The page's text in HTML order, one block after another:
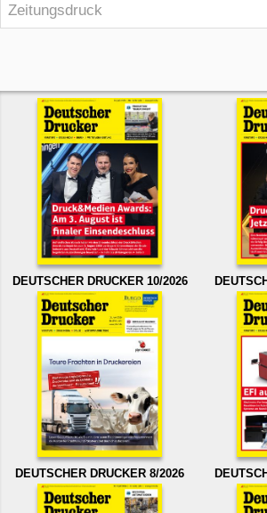
Zeitungsdruck
DEUTSCHER DRUCKER 10/2026
DEUTSCHER DRUCKER 8/2026